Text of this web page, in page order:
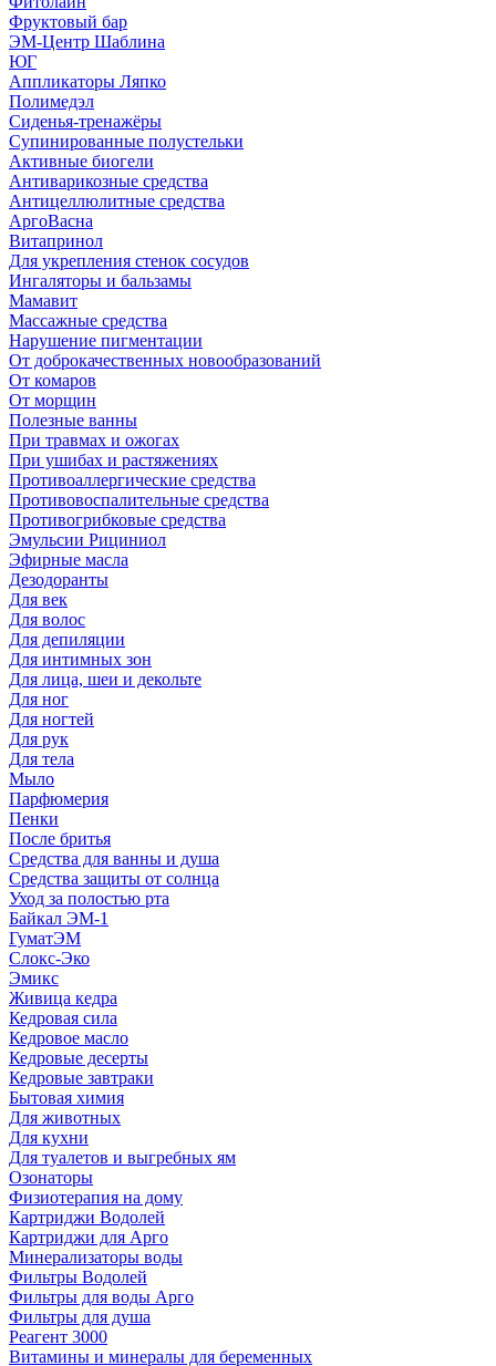
Фруктовый бар
ЭМ-Центр Шаблина
ЮГ
Аппликаторы Ляпко
Полимедэл
Сиденья-тренажёры
Супинированные полустельки
Активные биогели
Антиварикозные средства
Антицеллюлитные средства
АргоВасна
Витапринол
Для укрепления стенок сосудов
Ингаляторы и бальзамы
Мамавит
Массажные средства
Нарушение пигментации
От доброкачественных новообразований
От комаров
От морщин
Полезные ванны
При травмах и ожогах
При ушибах и растяжениях
Противоаллергические средства
Противовоспалительные средства
Противогрибковые средства
Эмульсии Рициниол
Эфирные масла
Дезодоранты
Для век
Для волос
Для депиляции
Для интимных зон
Для лица, шеи и декольте
Для ног
Для ногтей
Для рук
Для тела
Мыло
Парфюмерия
Пенки
После бритья
Средства для ванны и душа
Средства защиты от солнца
Уход за полостью рта
Байкал ЭМ-1
ГуматЭМ
Слокс-Эко
Эмикс
Живица кедра
Кедровая сила
Кедровое масло
Кедровые десерты
Кедровые завтраки
Бытовая химия
Для животных
Для кухни
Для туалетов и выгребных ям
Озонаторы
Физиотерапия на дому
Картриджи Водолей
Картриджи для Арго
Минерализаторы воды
Фильтры Водолей
Фильтры для воды Арго
Фильтры для душа
Реагент 3000
Витамины и минералы для беременных